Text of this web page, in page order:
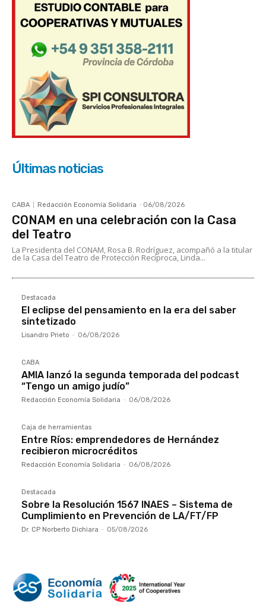
Últimas noticias
CABA Redacción Economía Solidaria - 06/08/2026
CONAM en una celebración con la Casa
del Teatro
La Presidenta del CONAM, Rosa B. Rodríguez, acompañó a la titular
de la Casa del Teatro de Protección Recíproca, Linda...
Destacada
El eclipse del pensamiento en la era del saber
sintetizado
Lisandro Prieto - 06/08/2026
CABA
AMIA lanzó la segunda temporada del podcast
“Tengo un amigo judío”
Redacción Economía Solidaria - 06/08/2026
Caja de herramientas
Entre Ríos: emprendedores de Hernández
recibieron microcréditos
Redacción Economía Solidaria - 06/08/2026
Destacada
Sobre la Resolución 1567 INAES – Sistema de
Cumplimiento en Prevención de LA/FT/FP
Dr. CP Norberto Dichiara - 05/08/2026